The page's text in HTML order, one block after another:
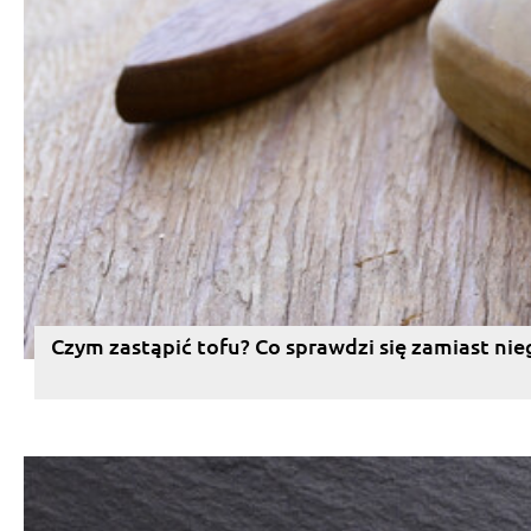
Czym zastąpić tofu? Co sprawdzi się zamiast